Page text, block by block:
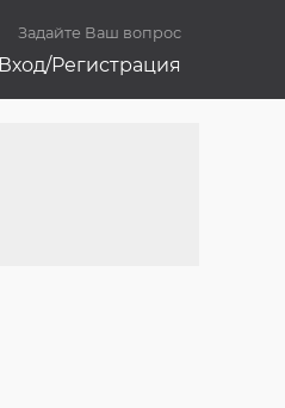
Задайте Ваш вопрос
Вход/Регистрация